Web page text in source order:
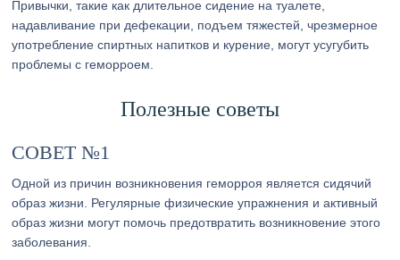
Привычки, такие как длительное сидение на туалете,
надавливание при дефекации, подъем тяжестей, чрезмерное
употребление спиртных напитков и курение, могут усугубить
проблемы с геморроем.
Полезные советы
СОВЕТ №1
Одной из причин возникновения геморроя является сидячий
образ жизни. Регулярные физические упражнения и активный
образ жизни могут помочь предотвратить возникновение этого
заболевания.